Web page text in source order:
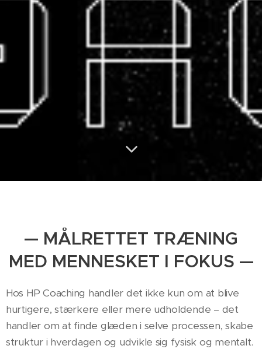
— MÅLRETTET TRÆNING
MED MENNESKET I FOKUS —
Hos HP Coaching handler det ikke kun om at blive
hurtigere, stærkere eller mere udholdende – det
handler om at finde glæden i selve processen, skabe
struktur i hverdagen og udvikle sig fysisk og mentalt.